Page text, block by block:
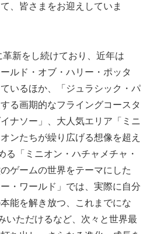
、皆さまをお迎えしていま
新をし続けており、近年は
ルド・オブ・ハリー・ポッタ
いるほか、「ジュラシック・パ
る画期的なフライングコースタ
ナソー」、大人気エリア「ミニ
ンたちが繰り広げる想像を超え
る「ミニオン・ハチャメチャ・
ゲームの世界をテーマにした
・ワールド」では、実際に自分
能を解き放つ、これまでにな
いただけるなど、次々と世界最